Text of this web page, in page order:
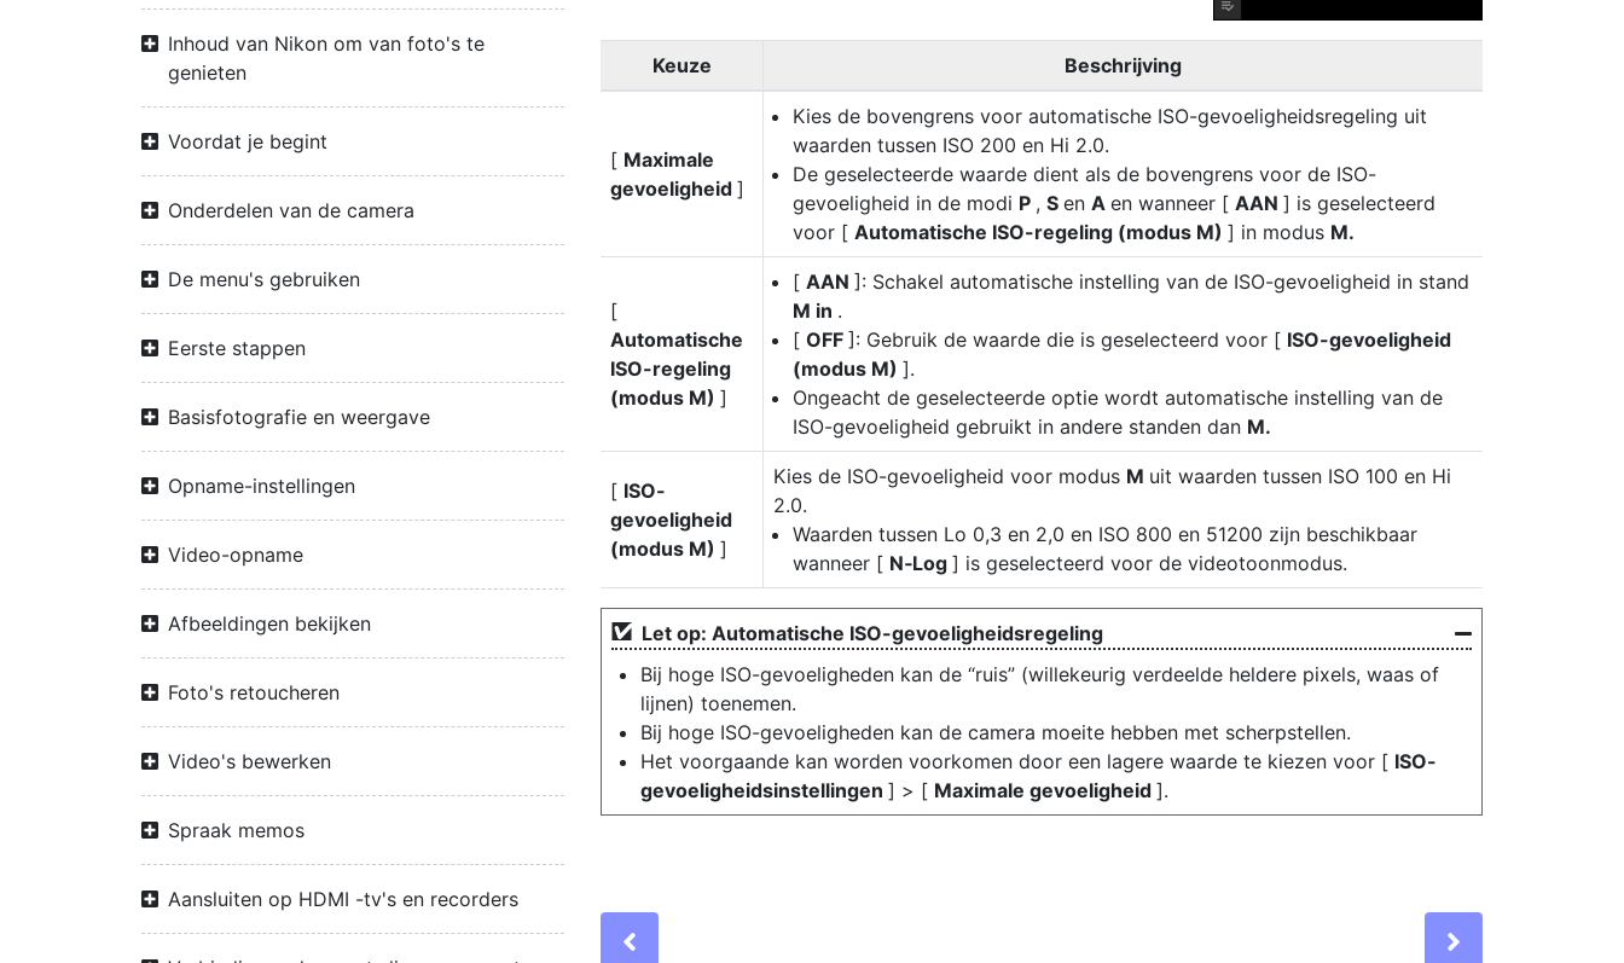
Inhoud van Nikon om van foto's te
genieten
Voordat je begint
Onderdelen van de camera
De menu's gebruiken
Eerste stappen
Basisfotografie en weergave
Opname-instellingen
Video-opname
Afbeeldingen bekijken
Foto's retoucheren
Video's bewerken
Spraak memos
Aansluiten op HDMI -tv's en recorders
Keuze Beschrijving
[ Maximale
gevoeligheid ]
Kies de bovengrens voor automatische ISO-gevoeligheidsregeling uit
waarden tussen ISO 200 en Hi 2.0.
De geselecteerde waarde dient als de bovengrens voor de ISO-
gevoeligheid in de modi P , S en A en wanneer [ AAN ] is geselecteerd
voor [ Automatische ISO-regeling (modus M) ] in modus M.
[
Automatische
ISO-regeling
(modus M) ]
[ AAN ]: Schakel automatische instelling van de ISO-gevoeligheid in stand
M in .
[ OFF ]: Gebruik de waarde die is geselecteerd voor [ ISO-gevoeligheid
(modus M) ].
Ongeacht de geselecteerde optie wordt automatische instelling van de
ISO-gevoeligheid gebruikt in andere standen dan M.
[ ISO-
gevoeligheid
(modus M) ]
Kies de ISO-gevoeligheid voor modus M uit waarden tussen ISO 100 en Hi
2.0.
Waarden tussen Lo 0,3 en 2,0 en ISO 800 en 51200 zijn beschikbaar
wanneer [ N‑Log ] is geselecteerd voor de videotoonmodus.
Let op: Automatische ISO-gevoeligheidsregeling
Bij hoge ISO-gevoeligheden kan de “ruis” (willekeurig verdeelde heldere pixels, waas of
lijnen) toenemen.
Bij hoge ISO-gevoeligheden kan de camera moeite hebben met scherpstellen.
Het voorgaande kan worden voorkomen door een lagere waarde te kiezen voor [ ISO-
gevoeligheidsinstellingen ] > [ Maximale gevoeligheid ].